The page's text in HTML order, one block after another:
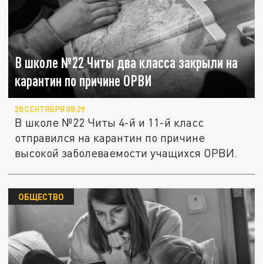
В школе №22 Читы два класса закрыли на
карантин по причине ОРВИ
28 СЕНТЯБРЯ 08:29
В школе №22 Читы 4-й и 11-й класс
отправился на карантин по причине
высокой заболеваемости учащихся ОРВИ.
ОБЩЕСТВО